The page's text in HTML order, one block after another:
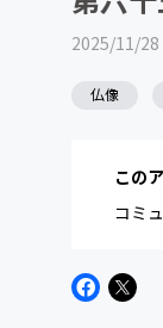
2025/11/28
仏像
この
コミ